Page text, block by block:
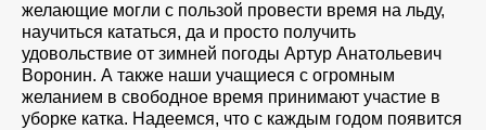
желающие могли с пользой провести время на льду,
научиться кататься, да и просто получить
удовольствие от зимней погоды Артур Анатольевич
Воронин. А также наши учащиеся с огромным
желанием в свободное время принимают участие в
уборке катка. Надеемся, что с каждым годом появится